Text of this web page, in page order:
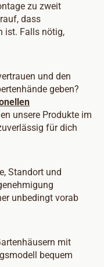
zu zweit
dass
ist. Falls nötig,
und den
geben?
unsere Produkte im
für dich
Standort und
unbedingt vorab
mit
bequem